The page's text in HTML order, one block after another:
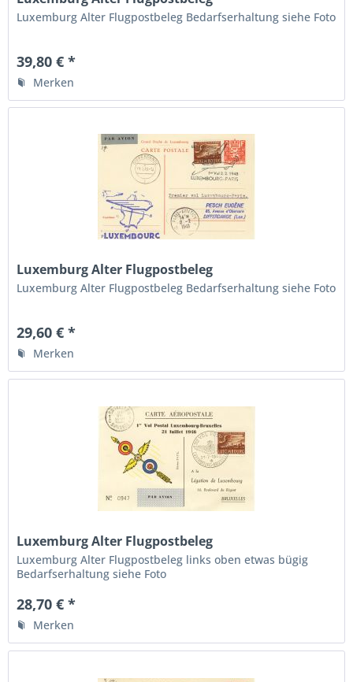
Luxemburg Alter Flugpostbeleg Bedarfserhaltung siehe Foto
39,80 € *
Merken
Luxemburg Alter Flugpostbeleg
Luxemburg Alter Flugpostbeleg Bedarfserhaltung siehe Foto
29,60 € *
Merken
Luxemburg Alter Flugpostbeleg
Luxemburg Alter Flugpostbeleg links oben etwas bügig
Bedarfserhaltung siehe Foto
28,70 € *
Merken